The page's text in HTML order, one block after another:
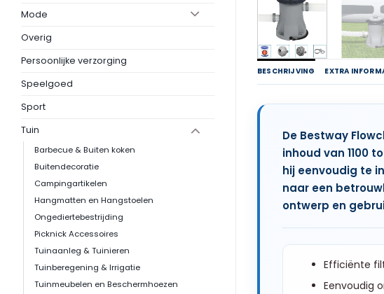
Mode
Overig
Persoonlijke verzorging
Speelgoed
Sport
Tuin
Barbecue & Buiten koken
Buitendecoratie
Campingartikelen
Hangmatten en Hangstoelen
Ongediertebestrijding
Picknick Accessoires
Tuinaanleg & Tuinieren
Tuinberegening & Irrigatie
Tuinmeubelen en Beschermhoezen
BESCHRIJVING EXTRA
De Bestway
inhoud van 1100
hij eenvoudig te
naar een
ontwerp en
Efficiënte
Eenvoudig